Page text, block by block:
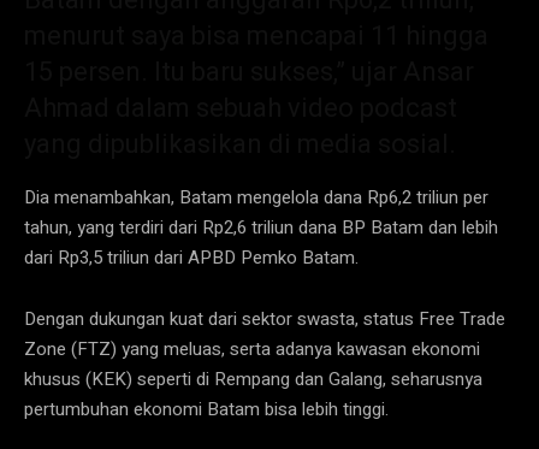
Dia menambahkan, Batam mengelola dana Rp6,2 triliun per
tahun, yang terdiri dari Rp2,6 triliun dana BP Batam dan lebih
dari Rp3,5 triliun dari APBD Pemko Batam.
Dengan dukungan kuat dari sektor swasta, status Free Trade
Zone (FTZ) yang meluas, serta adanya kawasan ekonomi
khusus (KEK) seperti di Rempang dan Galang, seharusnya
pertumbuhan ekonomi Batam bisa lebih tinggi.